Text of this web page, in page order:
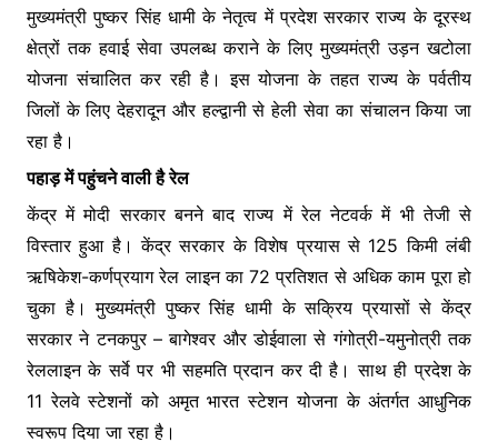
मुख्यमंत्री पुष्कर सिंह धामी के नेतृत्व में प्रदेश सरकार राज्य के दूरस्थ
क्षेत्रों तक हवाई सेवा उपलब्ध कराने के लिए मुख्यमंत्री उड़न खटोला
योजना संचालित कर रही है। इस योजना के तहत राज्य के पर्वतीय
जिलों के लिए देहरादून और हल्द्वानी से हेली सेवा का संचालन किया जा
रहा है।
पहाड़ में पहुंचने वाली है रेल
केंद्र में मोदी सरकार बनने बाद राज्य में रेल नेटवर्क में भी तेजी से
विस्तार हुआ है। केंद्र सरकार के विशेष प्रयास से 125 किमी लंबी
ऋषिकेश-कर्णप्रयाग रेल लाइन का 72 प्रतिशत से अधिक काम पूरा हो
चुका है। मुख्यमंत्री पुष्कर सिंह धामी के सक्रिय प्रयासों से केंद्र
सरकार ने टनकपुर – बागेश्वर और डोईवाला से गंगोत्री-यमुनोत्री तक
रेललाइन के सर्वे पर भी सहमति प्रदान कर दी है। साथ ही प्रदेश के
11 रेलवे स्टेशनों को अमृत भारत स्टेशन योजना के अंतर्गत आधुनिक
स्वरूप दिया जा रहा है।